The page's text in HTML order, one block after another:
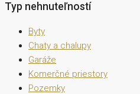
Typ nehnuteľností
Byty
Chaty a chalupy
Garáže
Komerčné priestory
Pozemky